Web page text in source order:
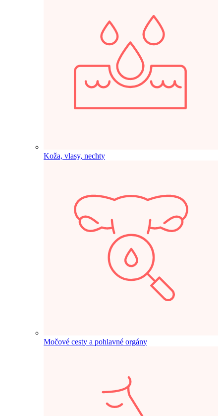
Koža, vlasy, nechty
Močové cesty a pohlavné orgány